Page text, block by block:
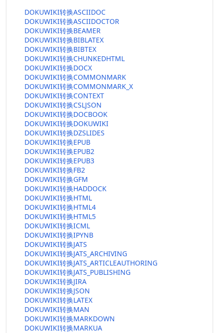
DOKUWIKI转换ASCIIDOC
DOKUWIKI转换ASCIIDOCTOR
DOKUWIKI转换BEAMER
DOKUWIKI转换BIBLATEX
DOKUWIKI转换BIBTEX
DOKUWIKI转换CHUNKEDHTML
DOKUWIKI转换DOCX
DOKUWIKI转换COMMONMARK
DOKUWIKI转换COMMONMARK_X
DOKUWIKI转换CONTEXT
DOKUWIKI转换CSLJSON
DOKUWIKI转换DOCBOOK
DOKUWIKI转换DOKUWIKI
DOKUWIKI转换DZSLIDES
DOKUWIKI转换EPUB
DOKUWIKI转换EPUB2
DOKUWIKI转换EPUB3
DOKUWIKI转换FB2
DOKUWIKI转换GFM
DOKUWIKI转换HADDOCK
DOKUWIKI转换HTML
DOKUWIKI转换HTML4
DOKUWIKI转换HTML5
DOKUWIKI转换ICML
DOKUWIKI转换IPYNB
DOKUWIKI转换JATS
DOKUWIKI转换JATS_ARCHIVING
DOKUWIKI转换JATS_ARTICLEAUTHORING
DOKUWIKI转换JATS_PUBLISHING
DOKUWIKI转换JIRA
DOKUWIKI转换JSON
DOKUWIKI转换LATEX
DOKUWIKI转换MAN
DOKUWIKI转换MARKDOWN
DOKUWIKI转换MARKUA